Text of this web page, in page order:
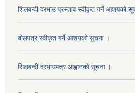
शिलबन्दी दरभाउ प्रस्ताव स्वीकृत गर्ने आशयको
बोलपत्र स्वीकृत गर्ने आशयको सुचना ।
सिलबन्दी दरभाउपत्र आह्वानको सूचना ।